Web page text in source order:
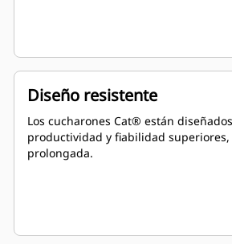
Diseño resistente
Los cucharones Cat® están
productividad y fiabilidad
prolongada.